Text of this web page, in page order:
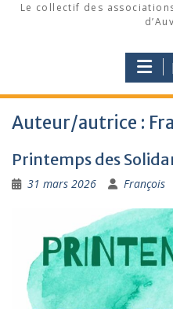
Le collectif des
Auteur/autrice :
Printemps des
31 mars 2026 François